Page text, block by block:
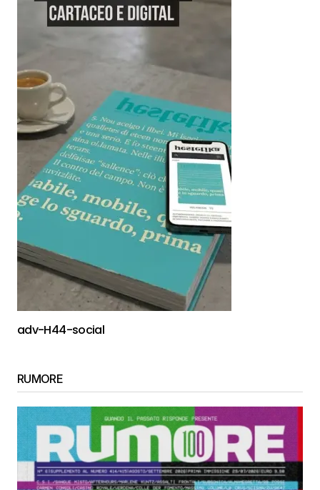
adv-H44-social
RUMORE